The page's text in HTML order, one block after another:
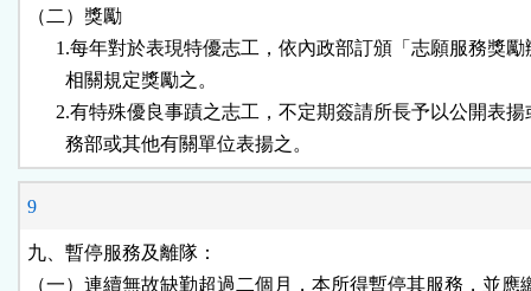
（二）獎勵
1.每年對於表現特優志工，依內政部訂頒「志願服務獎
        相關規定獎勵之。
2.有特殊優良事蹟之志工，不定期簽請所長予以公開表
        務部或其他有關單位表揚之。
9
九、暫停服務及離隊：
（一）連續無故缺勤超過二個月，本所得暫停其服務，並應